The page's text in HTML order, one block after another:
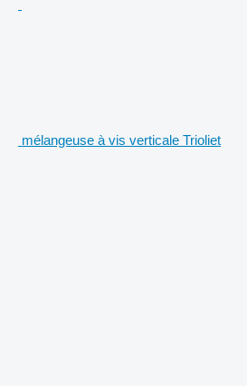
mélangeuse à vis verticale Trioliet